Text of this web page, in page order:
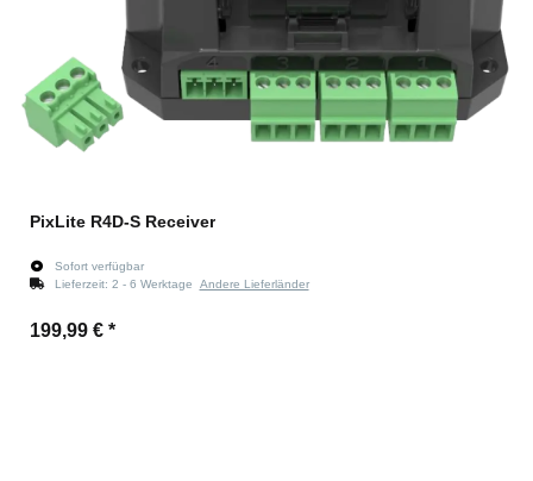
PixLite R4D-S Receiver
Sofort verfügbar
Lieferzeit: 2 - 6 Werktage Andere Lieferländer
199,99 € *